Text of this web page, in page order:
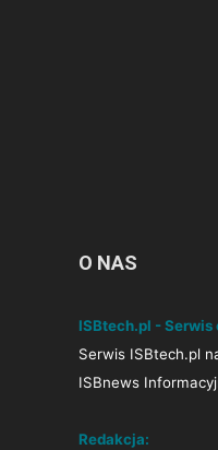
O NAS
ISBtech.pl -
Serwis ISBtech.pl
ISBnews
Redakcja: